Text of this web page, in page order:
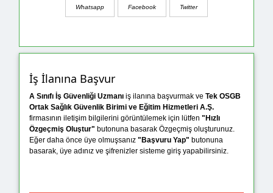
Whatsapp Facebook Twitter
İş İlanına Başvur
A Sınıfı İş Güvenliği Uzmanı iş ilanına başvurmak ve Tek OSGB
Ortak Sağlık Güvenlik Birimi ve Eğitim Hizmetleri A.Ş.
firmasının iletişim bilgilerini görüntülemek için lütfen "Hızlı
Özgeçmiş Oluştur" butonuna basarak Özgeçmiş oluşturunuz.
Eğer daha önce üye olmuşsanız "Başvuru Yap" butonuna
basarak, üye adınız ve şifrenizler sisteme giriş yapabilirsiniz.